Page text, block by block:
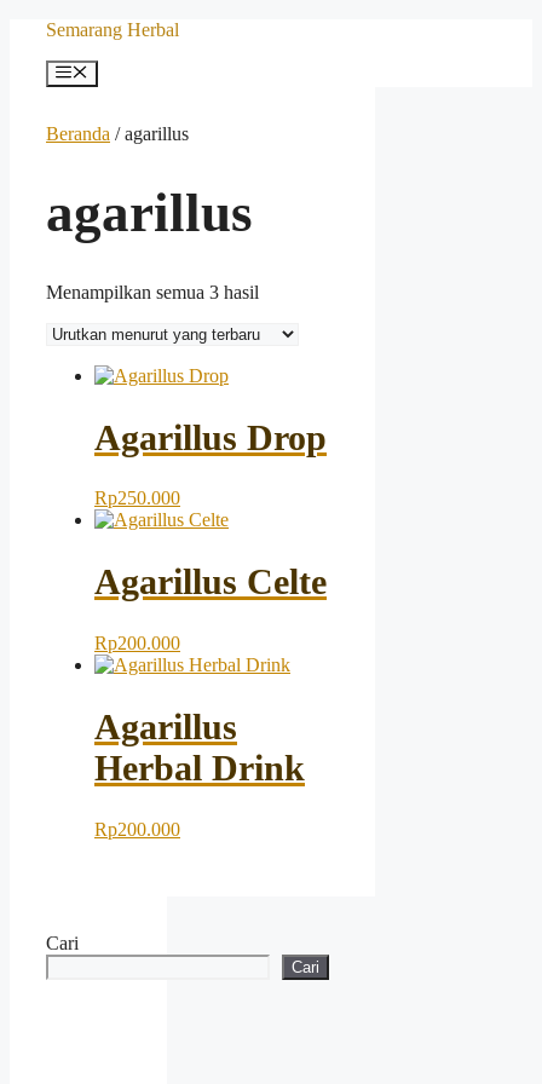
Langsung
Semarang Herbal
Menu
Beranda / agarillus
agarillus
Menampilkan semua 3 hasil
yang
Agarillus Drop
Rp250.000
Agarillus Celte
Rp200.000
Agarillus
Herbal Drink
Rp200.000
Cari
Cari